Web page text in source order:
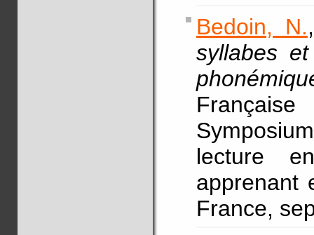
Bedoin, N.
syllabes
lecture
apprenant
France,